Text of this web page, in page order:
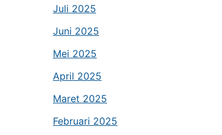
Juli 2025
Juni 2025
Mei 2025
April 2025
Maret 2025
Februari 2025